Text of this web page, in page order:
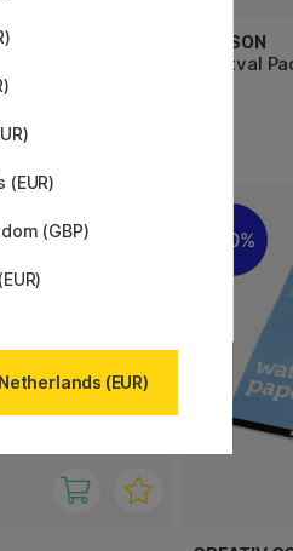
CANSON
Montval
20%
(EUR)
(GBP)
(EUR)